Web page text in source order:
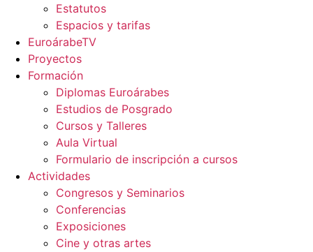
Estatutos
Espacios y tarifas
EuroárabeTV
Proyectos
Formación
Diplomas Euroárabes
Estudios de Posgrado
Cursos y Talleres
Aula Virtual
Formulario de inscripción a cursos
Actividades
Congresos y Seminarios
Conferencias
Exposiciones
Cine y otras artes